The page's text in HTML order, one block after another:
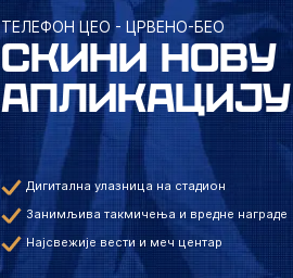
ТЕЛЕФОН ЦЕО - ЦРВЕНО-БЕО
СКИНИ НОВУ
АПЛИКАЦИЈУ
Дигитална улазница на стадион
Занимљива такмичења и вредне награде
Најсвежије вести и меч центар